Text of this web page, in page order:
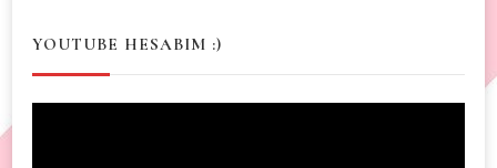
YOUTUBE HESABIM :)